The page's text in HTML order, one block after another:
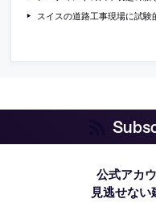
スイスの道路工事現場に試験的に
公式アカ
見逃せない